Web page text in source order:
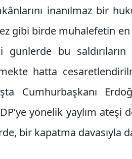
inanılmaz bir
gibi birde muhalefetin en
günlerde bu
hatta
Cumhurbaşkanı
yönelik yaylım
bir kapatma davasıyla